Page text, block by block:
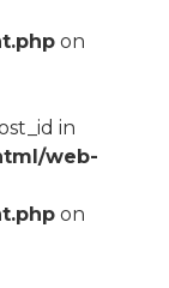
on
in
web-
on